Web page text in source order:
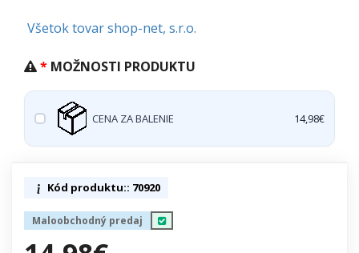
Všetok tovar shop-net, s.r.o.
MOŽNOSTI PRODUKTU
CENA ZA BALENIE 14,98€
Kód produktu:: 70920
Maloobchodný predaj